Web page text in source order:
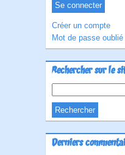
Créer un compte
Mot de passe oublié
Rechercher sur le
Derniers